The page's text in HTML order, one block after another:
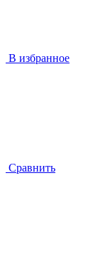
В избранное
Сравнить